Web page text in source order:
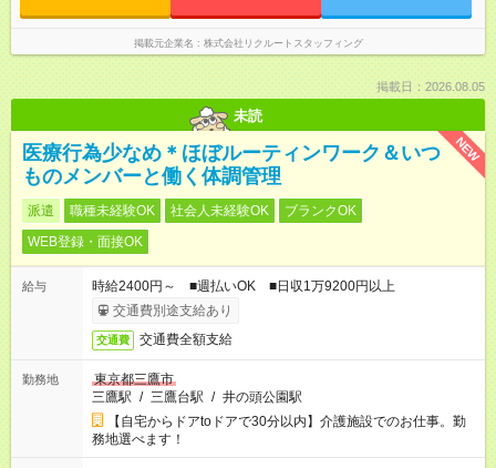
掲載元企業名 株式会社リクルートスタッフィング
掲載日：2026.08.05
未読
NEW
医療行為少なめ＊ほぼルーティンワーク＆いつ
ものメンバーと働く体調管理
派遣 職種未経験OK 社会人未経験OK
ブランクOK
WEB登録・面接OK
給与
時給2400円～ ■週払いOK ■日収1万9200円以上
交通費別途支給あり
交通費 交通費全額支給
勤務地
東京都三鷹市
三鷹駅 / 三鷹台駅 / 井の頭公園駅
【自宅からドアtoドアで30分以内】介護施設でのお仕事。勤
務地選べます！